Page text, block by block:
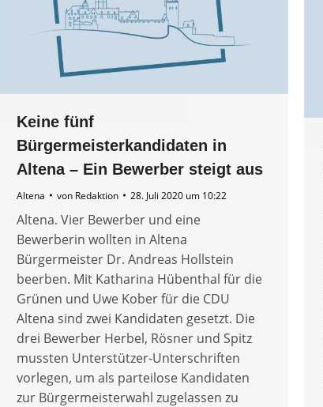
Keine fünf
Bürgermeisterkandidaten in
Altena – Ein Bewerber steigt aus
Altena von Redaktion 28. Juli 2020 um 10:22
Altena. Vier Bewerber und eine
Bewerberin wollten in Altena
Bürgermeister Dr. Andreas Hollstein
beerben. Mit Katharina Hübenthal für die
Grünen und Uwe Kober für die CDU
Altena sind zwei Kandidaten gesetzt. Die
drei Bewerber Herbel, Rösner und Spitz
mussten Unterstützer-Unterschriften
vorlegen, um als parteilose Kandidaten
zur Bürgermeisterwahl zugelassen zu